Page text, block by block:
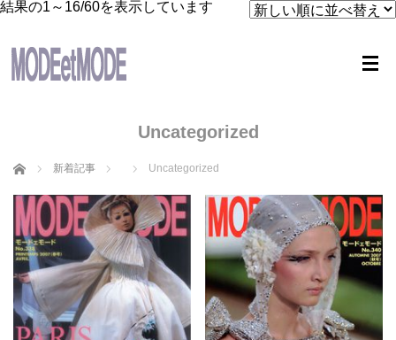
結果の1～16/60を表示しています
Uncategorized
ホーム 新着記事 Uncategorized